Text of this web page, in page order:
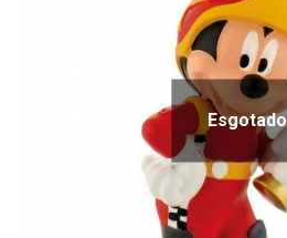
Esgotado